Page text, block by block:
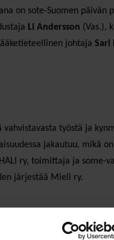
on sote-Suomen päivän
Li Andersson (Vas.),
johtaja Sari
työstä ja
jakautuu, mikä
ry, toimittaja ja some-
järjestää Mieli ry.